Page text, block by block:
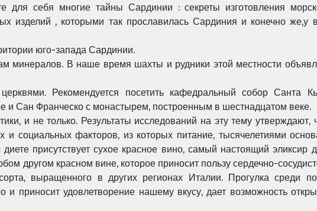
для себя многие тайны Сардинии : секреты изготовления
изделий , которыми так прославилась Сардиния и конечно же,у
юго-запада Сардинии.
минералов. В наше время шахты и рудники этой местности
Рекомендуется посетить кафедральный собор Санта
и Сан Франческо с монастырем, построенным в шестнадцатом веке.
и не только. Результаты исследований на эту тему утверждают,
и социальных факторов, из которых питание, тысячелетиями
присутствует сухое красное вино, самый настоящий эликсир
другом красном вине, которое приносит пользу сердечно-
выращенного в других регионах Италии. Прогулка среди
и приносит удовлетворение нашему вкусу, дает возможность